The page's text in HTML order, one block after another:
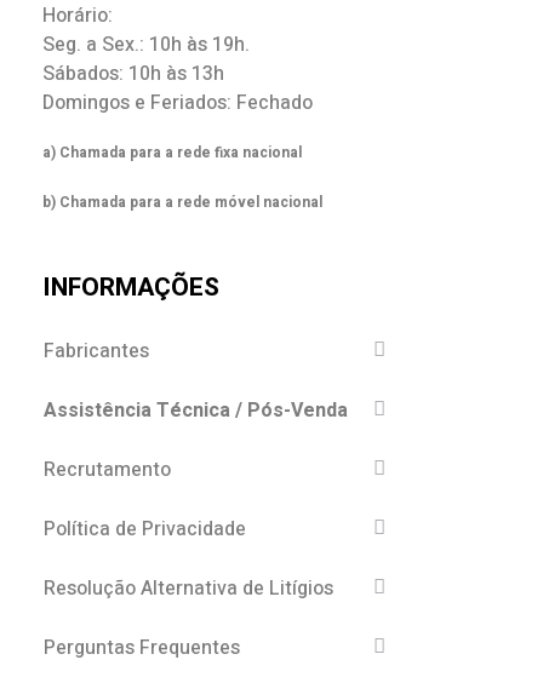
Horário:
Seg. a Sex.: 10h às 19h.
Sábados: 10h às 13h
Domingos e Feriados: Fechado
a) Chamada para a rede fixa nacional
b) Chamada para a rede móvel nacional
INFORMAÇÕES
Fabricantes
Assistência Técnica / Pós-Venda
Recrutamento
Política de Privacidade
Resolução Alternativa de Litígios
Perguntas Frequentes